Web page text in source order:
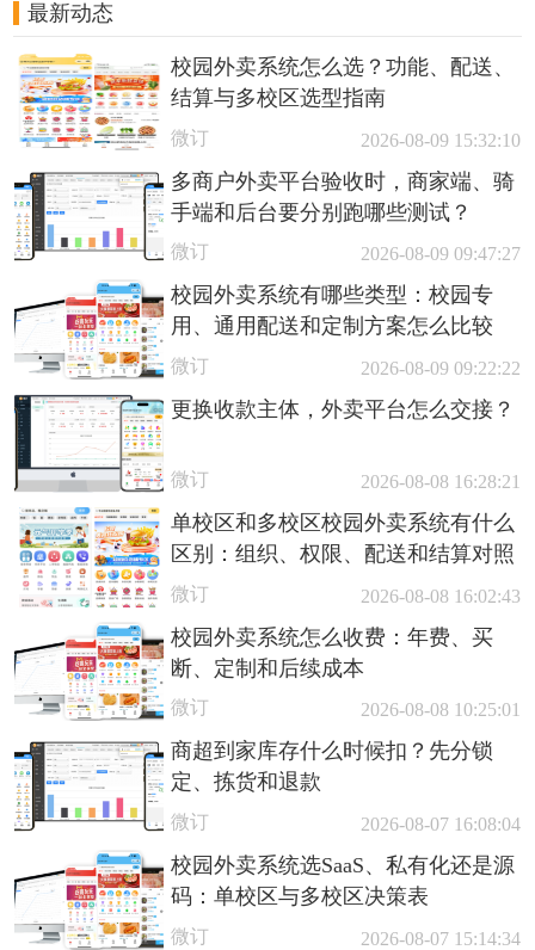
最新动态
校园外卖系统怎么选？功能、配送、
结算与多校区选型指南
微订 2026-08-09 15:32:10
多商户外卖平台验收时，商家端、骑
手端和后台要分别跑哪些测试？
微订 2026-08-09 09:47:27
校园外卖系统有哪些类型：校园专
用、通用配送和定制方案怎么比较
微订 2026-08-09 09:22:22
更换收款主体，外卖平台怎么交接？
微订 2026-08-08 16:28:21
单校区和多校区校园外卖系统有什么
区别：组织、权限、配送和结算对照
微订 2026-08-08 16:02:43
校园外卖系统怎么收费：年费、买
断、定制和后续成本
微订 2026-08-08 10:25:01
商超到家库存什么时候扣？先分锁
定、拣货和退款
微订 2026-08-07 16:08:04
校园外卖系统选SaaS、私有化还是源
码：单校区与多校区决策表
微订 2026-08-07 15:14:34